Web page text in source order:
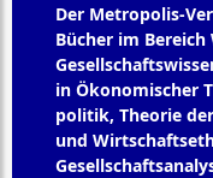
Der Metropolis-
Bücher im
in Ökonomischer
politik, Theorie
und